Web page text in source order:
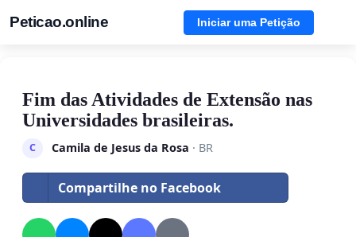
Peticao.online Iniciar uma Petição
Fim das Atividades de Extensão nas
Universidades brasileiras.
C Camila de Jesus da Rosa · BR
Compartilhe no Facebook